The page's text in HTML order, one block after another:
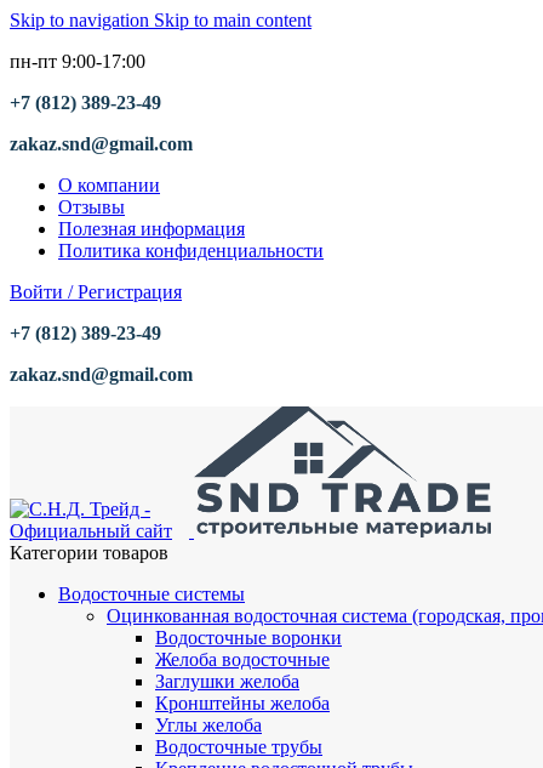
Skip to navigation Skip to main content
пн-пт 9:00-17:00
+7 (812) 389-23-49
zakaz.snd@gmail.com
О компании
Отзывы
Полезная информация
Политика конфиденциальности
Войти / Регистрация
+7 (812) 389-23-49
zakaz.snd@gmail.com
Категории товаров
Водосточные системы
Оцинкованная водосточная система (городская,
Водосточные воронки
Желоба водосточные
Заглушки желоба
Кронштейны желоба
Углы желоба
Водосточные трубы